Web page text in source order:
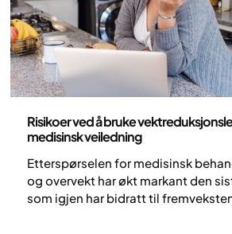
Risikoer ved å bruke
medisinsk veiledning
Etterspørselen for medisinsk
og overvekt har økt markant den
som igjen har bidratt til